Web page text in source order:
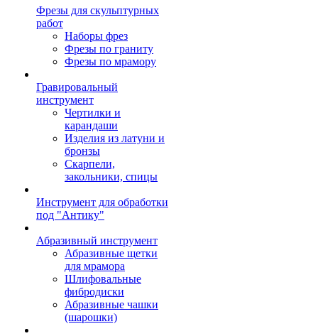
Фрезы для скульптурных
работ
Наборы фрез
Фрезы по граниту
Фрезы по мрамору
Гравировальный
инструмент
Чертилки и
карандаши
Изделия из латуни и
бронзы
Скарпели,
закольники, спицы
Инструмент для обработки
под "Антику"
Абразивный инструмент
Абразивные щетки
для мрамора
Шлифовальные
фибродиски
Абразивные чашки
(шарошки)